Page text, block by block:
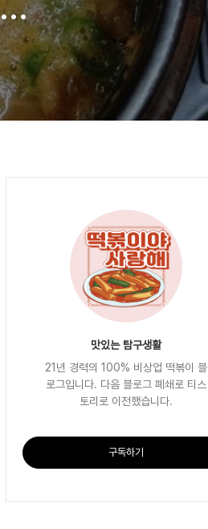
맛있는 탐구생활
21년 경력의 100% 비상업 떡볶이 블
로그입니다. 다음 블로그 폐쇄로 티스
토리로 이전했습니다.
구독하기